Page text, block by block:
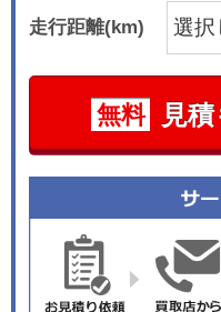
走行距離(km)
無料 見